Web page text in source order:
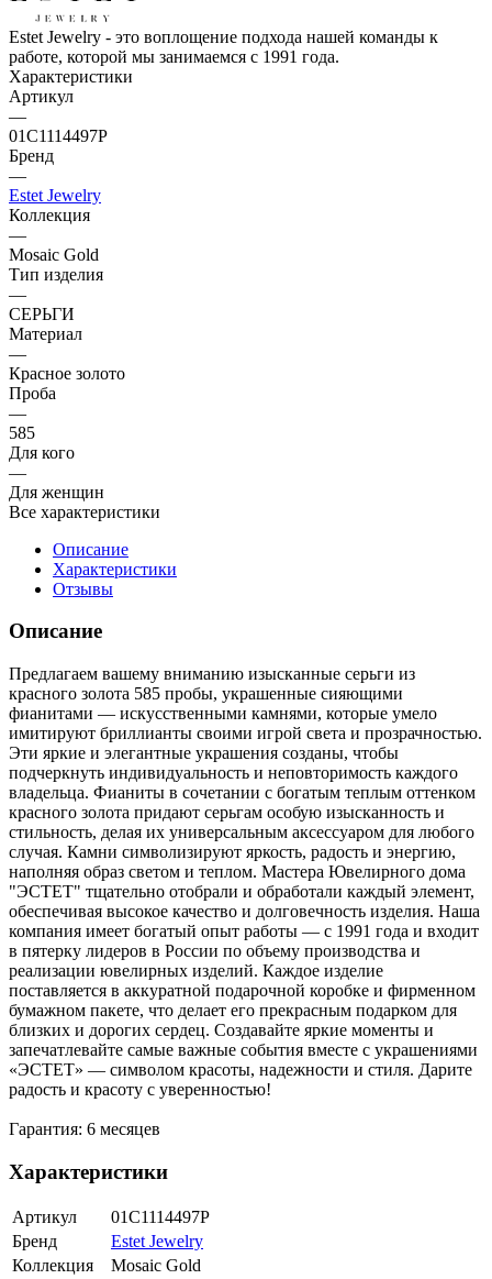
Estet Jewelry - это воплощение подхода нашей команды к
работе, которой мы занимаемся с 1991 года.
Характеристики
Артикул
—
01С1114497Р
Бренд
—
Estet Jewelry
Коллекция
—
Mosaic Gold
Тип изделия
—
СЕРЬГИ
Материал
—
Красное золото
Проба
—
585
Для кого
—
Для женщин
Все характеристики
Описание
Характеристики
Отзывы
Описание
Предлагаем вашему вниманию изысканные серьги из
красного золота 585 пробы, украшенные сияющими
фианитами — искусственными камнями, которые умело
имитируют бриллианты своими игрой света и прозрачностью.
Эти яркие и элегантные украшения созданы, чтобы
подчеркнуть индивидуальность и неповторимость каждого
владельца. Фианиты в сочетании с богатым теплым оттенком
красного золота придают серьгам особую изысканность и
стильность, делая их универсальным аксессуаром для любого
случая. Камни символизируют яркость, радость и энергию,
наполняя образ светом и теплом. Мастера Ювелирного дома
"ЭСТЕТ" тщательно отобрали и обработали каждый элемент,
обеспечивая высокое качество и долговечность изделия. Наша
компания имеет богатый опыт работы — с 1991 года и входит
в пятерку лидеров в России по объему производства и
реализации ювелирных изделий. Каждое изделие
поставляется в аккуратной подарочной коробке и фирменном
бумажном пакете, что делает его прекрасным подарком для
близких и дорогих сердец. Создавайте яркие моменты и
запечатлевайте самые важные события вместе с украшениями
«ЭСТЕТ» — символом красоты, надежности и стиля. Дарите
радость и красоту с уверенностью!
Гарантия: 6 месяцев
Характеристики
Артикул
01С1114497Р
Бренд
Estet Jewelry
Коллекция
Mosaic Gold